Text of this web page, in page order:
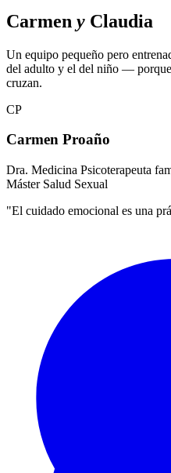
Carmen y Claudia
Un equipo pequeño pero
del adulto y el del niño — porque
cruzan.
CP
Carmen Proaño
Dra. Medicina Psicoterapeuta
Máster Salud Sexual
"El cuidado emocional es una